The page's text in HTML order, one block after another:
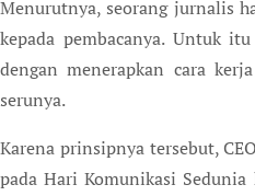
Menurutnya, seorang jurnalis
kepada pembacanya. Untuk
dengan menerapkan cara
serunya.
Karena prinsipnya tersebut,
pada Hari Komunikasi